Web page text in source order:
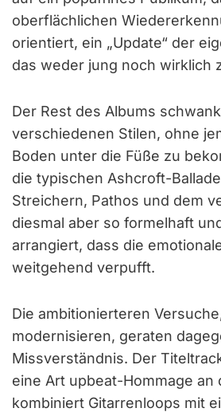
oberflächlichen
orientiert, ein „Update“ der
das weder jung noch wirklich
Der Rest des Albums
verschiedenen Stilen, ohne
Boden unter die Füße zu
die typischen Ashcroft-
Streichern, Pathos und dem
diesmal aber so formelhaft
arrangiert, dass die
weitgehend verpufft.
Die ambitionierteren
modernisieren, geraten
Missverständnis. Der Titeltrack
eine Art upbeat-Hommage an
kombiniert Gitarrenloops mit